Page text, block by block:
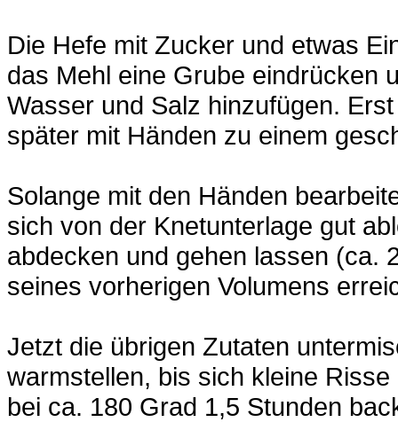
Die Hefe mit Zucker und etwas
das Mehl eine Grube eindrücken
Wasser und Salz hinzufügen.
später mit Händen zu einem
Solange mit den Händen
sich von der Knetunterlage gut
abdecken und gehen lassen (ca.
seines vorherigen Volumens
Jetzt die übrigen Zutaten
warmstellen, bis sich kleine
bei ca. 180 Grad 1,5 Stunden